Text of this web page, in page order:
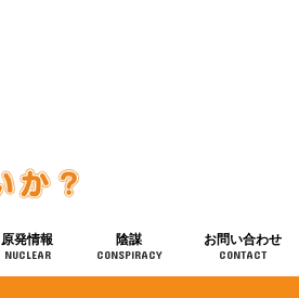
原発情報
NUCLEAR
陰謀
CONSPIRACY
お問い合わせ
CONTACT